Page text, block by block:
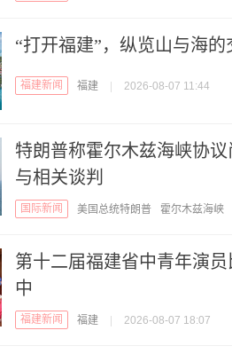
“打开福建”，纵览山与海的
福建新闻 福建 2026-08-07 11:44
特朗普称霍尔木兹海峡协
与相关谈判
国际新闻 美国总统特朗普 霍尔木兹海峡
第十二届福建省中青年演
中
福建新闻 福建 2026-08-07 18:07